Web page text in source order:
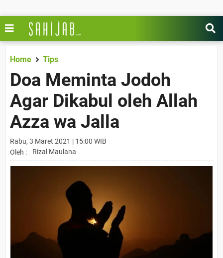
Home Tips
Doa Meminta Jodoh
Agar Dikabul oleh Allah
Azza wa Jalla
Rabu, 3 Maret 2021 | 15:00 WIB
Oleh :
Rizal Maulana